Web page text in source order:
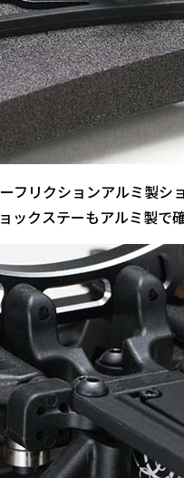
リクションアルミ製シ
クステーもアルミ製で